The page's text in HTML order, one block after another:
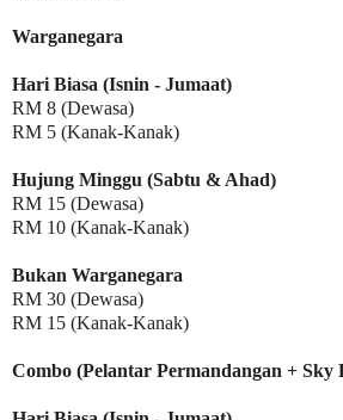
Warganegara
Hari Biasa (Isnin - Jumaat)
RM 8 (Dewasa)
RM 5 (Kanak-Kanak)
Hujung Minggu (Sabtu & Ahad)
RM 15 (Dewasa)
RM 10 (Kanak-Kanak)
Bukan Warganegara
RM 30 (Dewasa)
RM 15 (Kanak-Kanak)
Combo (Pelantar Permandangan + Sky